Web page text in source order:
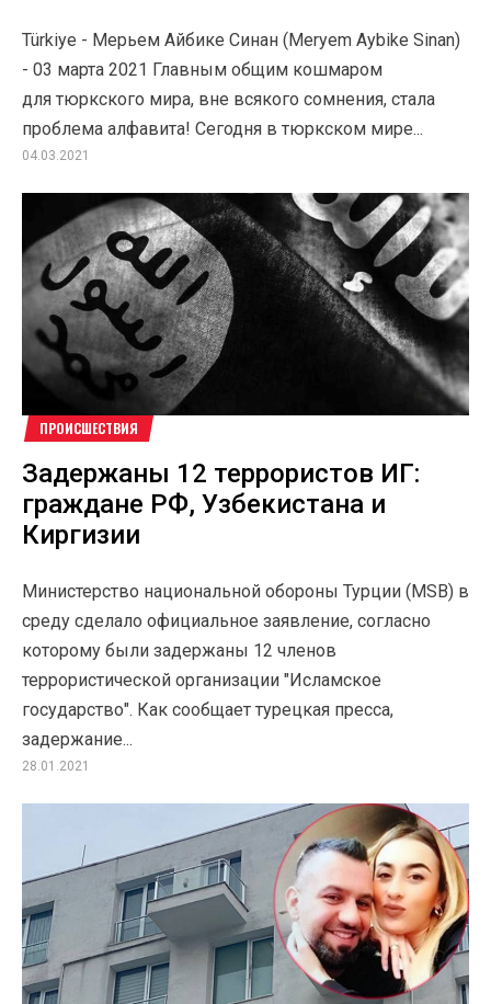
Türkiye - Мерьем Айбике Синан (Meryem Aybike Sinan)
- 03 марта 2021 Главным общим кошмаром
для тюркского мира, вне всякого сомнения, стала
проблема алфавита! Сегодня в тюркском мире...
04.03.2021
ПРОИСШЕСТВИЯ
Задержаны 12 террористов ИГ:
граждане РФ, Узбекистана и
Киргизии
Министерство национальной обороны Турции (MSB) в
среду сделало официальное заявление, согласно
которому были задержаны 12 членов
террористической организации "Исламское
государство". Как сообщает турецкая пресса,
задержание...
28.01.2021